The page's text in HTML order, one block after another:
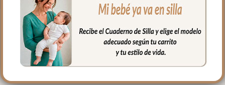
PRODUCTOS
RELACIONADOS